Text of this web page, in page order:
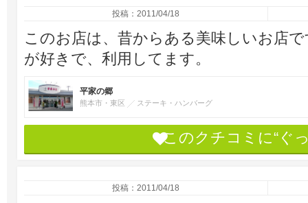
投稿：2011/04/18
このお店は、昔からある美味しいお店
が好きで、利用してます。
平家の郷
熊本市・東区 ステーキ・ハンバーグ
このクチコミに“ぐ
投稿：2011/04/18